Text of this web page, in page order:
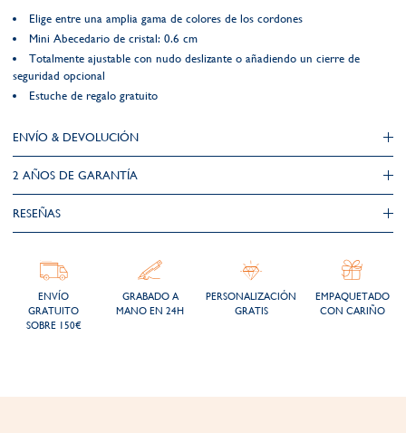
Elige entre una amplia gama de colores de los cordones
Mini Abecedario de cristal: 0.6 cm
Totalmente ajustable con nudo deslizante o añadiendo un cierre de
seguridad opcional
Estuche de regalo gratuito
ENVÍO & DEVOLUCIÓN
2 AÑOS DE GARANTÍA​
RESEÑAS
ENVÍO
GRATUITO
SOBRE 150€
GRABADO A
MANO EN 24H
PERSONALIZACIÓN
GRATIS
EMPAQUETADO
CON CARIÑO